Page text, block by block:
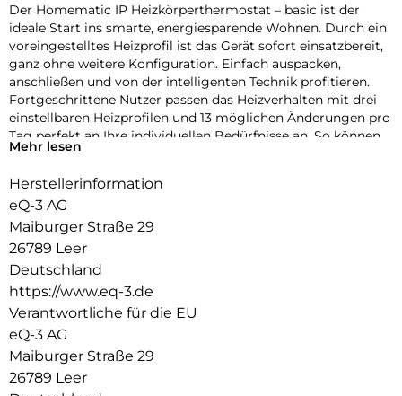
Der Homematic IP Heizkörperthermostat – basic ist der
ideale Start ins smarte, energiesparende Wohnen. Durch ein
voreingestelltes Heizprofil ist das Gerät sofort einsatzbereit,
ganz ohne weitere Konfiguration. Einfach auspacken,
anschließen und von der intelligenten Technik profitieren.
Fortgeschrittene Nutzer passen das Heizverhalten mit drei
einstellbaren Heizprofilen und 13 möglichen Änderungen pro
Tag perfekt an Ihre individuellen Bedürfnisse an. So können
Sie bis zu 33 % Heizkosten sparen.
Ihre Vorteile auf einen Blick:
Sie wollen sicherer leben, Geld sparen und die Umwelt
schonen oder einfach Ihren Wohnkomfort erhöhen? Es gibt
viele gute Gründe für ein Smart Home. Finden Sie jetzt mehr
heraus!
Smarte Helfer für Ihr Zuhause:
Mit über 150 smarten Helfern haben wir für jede Idee die
passende Lösung. Folgen Sie unserer Empfehlung oder
erkunden Sie die gesamte Produktvielfalt von Homematic
IP.
Mehr lesen
Herstellerinformation
eQ-3 AG
Maiburger Straße 29
26789 Leer
Deutschland
https://www.eq-3.de
Verantwortliche für die EU
eQ-3 AG
Maiburger Straße 29
26789 Leer